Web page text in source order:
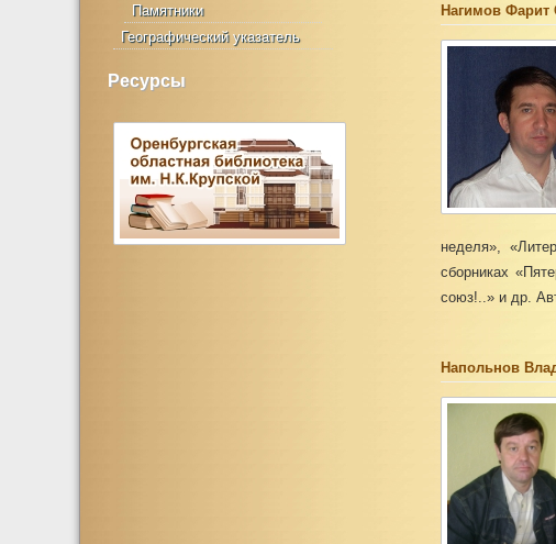
Памятники
Географический указатель
Ресурсы
Нагимов Фарит
неделя»,
сборниках
союз!..» и др.
Напольнов